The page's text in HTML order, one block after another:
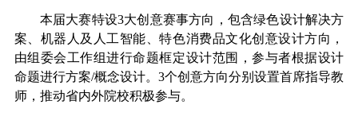
本届大赛特设3大创意赛事方向，包含绿色设计解决方
案、机器人及人工智能、特色消费品文化创意设计方向，
由组委会工作组进行命题框定设计范围，参与者根据设计
命题进行方案/概念设计。 3个创意方向分别设置首席指导教
师，推动省内外院校积极参与。